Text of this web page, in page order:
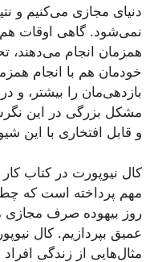
دنیای مجازی می‌کنیم و
نمی‌شود. گاهی اوقات‌
همزمان انجام می‌دهند،
خودمان هم با انجام
بازدهی‌مان را بیشتر، و
مشکل بزرگی در این
و قابل افتخاری با این
کال نیوپورت در کتاب
مهم پرداخته است که
روز بیهوده صرف مجازی
عمیق بپردازیم. کال
مثال‌هایی از زندگی